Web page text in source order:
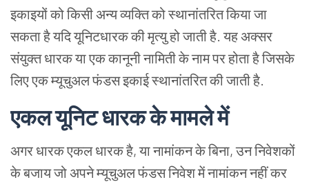
इकाइयोंकोकिसीअन्यव्यक्तिकोस्थानांतरितकियाजा
सकताहैयदियूनिटधारककीमृत्युहोजातीहै. यहअक्सर
संयुक्त धारकयाएककानूनीनामितीकेनामपरहोताहैजिसके
लिएएकम्यूचुअलफंडसइकाईस्थानांतरितकीजातीहै.
एकलयूनिटधारककेमामलेमें
अगर धारकएकल धारकहै, यानामांकनकेबिना, उननिवेशकों
केबजायजोअपनेम्यूचुअलफंडसनिवेशमेंनामांकननहींकर